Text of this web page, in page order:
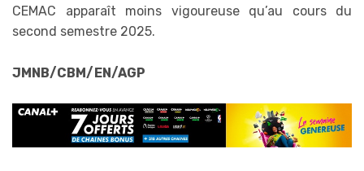
CEMAC apparaît moins vigoureuse qu’au cours du
second semestre 2025.
JMNB/CBM/EN/AGP